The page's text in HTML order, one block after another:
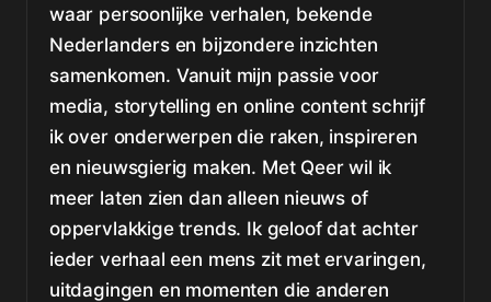
waar persoonlijke verhalen, bekende
Nederlanders en bijzondere inzichten
samenkomen. Vanuit mijn passie voor
media, storytelling en online content schrijf
ik over onderwerpen die raken, inspireren
en nieuwsgierig maken. Met Qeer wil ik
meer laten zien dan alleen nieuws of
oppervlakkige trends. Ik geloof dat achter
ieder verhaal een mens zit met ervaringen,
uitdagingen en momenten die anderen